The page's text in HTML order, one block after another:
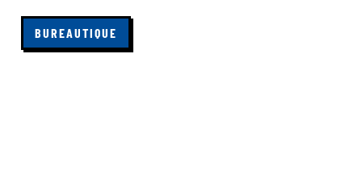
BUREAUTIQUE